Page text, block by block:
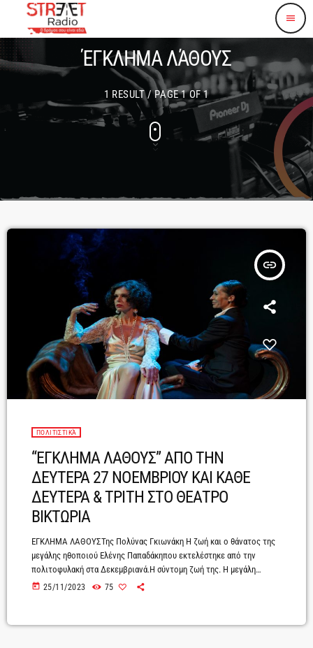
menu
ΈΓΚΛΗΜΑ ΛΆΘΟΥΣ
1 RESULT / PAGE 1 OF 1
insert_link
ΠΟΛΙΤΙΣΤΙΚΆ
“ΕΓΚΛΗΜΑ ΛΑΘΟΥΣ” ΑΠΟ ΤΗΝ
ΔΕΥΤΕΡΑ 27 ΝΟΕΜΒΡΙΟΥ ΚΑΙ ΚΑΘΕ
ΔΕΥΤΕΡΑ & ΤΡΙΤΗ ΣΤΟ ΘΕΑΤΡΟ
ΒΙΚΤΩΡΙΑ
ΕΓΚΛΗΜΑ ΛΑΘΟΥΣΤης Πολύνας Γκιωνάκη Η ζωή και ο θάνατος της
μεγάλης ηθοποιού Ελένης Παπαδάκηπου εκτελέστηκε από την
πολιτοφυλακή στα Δεκεμβριανά.Η σύντομη ζωή της. Η μεγάλη
καριέρα της. Το μίσος των συναδέλφων. Και το έγκλημα.Τα
αγαπημένη». Ίσαμε εκεί πάνω δεν φτάνουν μήτε η
today 25/11/2023 75